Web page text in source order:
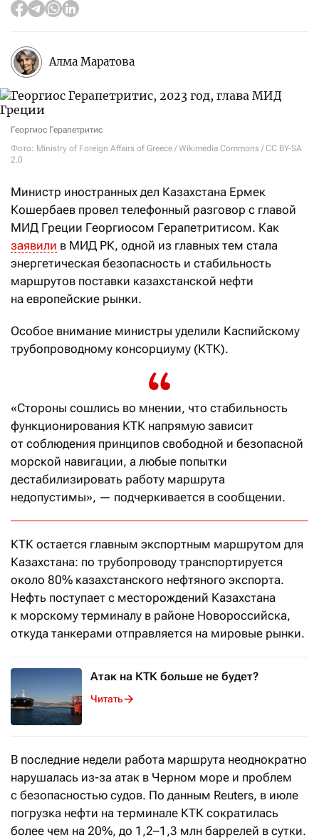
Алма Маратова
Георгиос Герапетритис
Фото: Ministry of Foreign Affairs of Greece / Wikimedia Commons / CC BY-SA
2.0
Министр иностранных дел Казахстана Ермек
Кошербаев провел телефонный разговор с главой
МИД Греции Георгиосом Герапетритисом. Как
заявили в МИД РК, одной из главных тем стала
энергетическая безопасность и стабильность
маршрутов поставки казахстанской нефти
на европейские рынки.
Особое внимание министры уделили Каспийскому
трубопроводному консорциуму (КТК).
«Стороны сошлись во мнении, что стабильность
функционирования КТК напрямую зависит
от соблюдения принципов свободной и безопасной
морской навигации, а любые попытки
дестабилизировать работу маршрута
недопустимы», — подчеркивается в сообщении.
КТК остается главным экспортным маршрутом для
Казахстана: по трубопроводу транспортируется
около 80% казахстанского нефтяного экспорта.
Нефть поступает с месторождений Казахстана
к морскому терминалу в районе Новороссийска,
откуда танкерами отправляется на мировые рынки.
Атак на КТК больше не будет?
Читать
В последние недели работа маршрута неоднократно
нарушалась из-за атак в Черном море и проблем
с безопасностью судов. По данным Reuters, в июле
погрузка нефти на терминале КТК сократилась
более чем на 20%, до 1,2–1,3 млн баррелей в сутки.